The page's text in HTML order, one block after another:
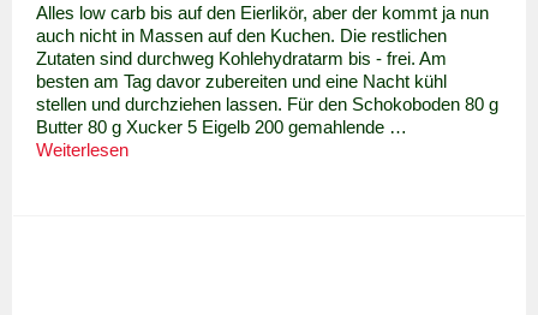
Alles low carb bis auf den Eierlikör, aber der kommt ja nun
auch nicht in Massen auf den Kuchen. Die restlichen
Zutaten sind durchweg Kohlehydratarm bis - frei. Am
besten am Tag davor zubereiten und eine Nacht kühl
stellen und durchziehen lassen. Für den Schokoboden 80 g
Butter 80 g Xucker 5 Eigelb 200 gemahlende …
WeiterlesenEierlikör-